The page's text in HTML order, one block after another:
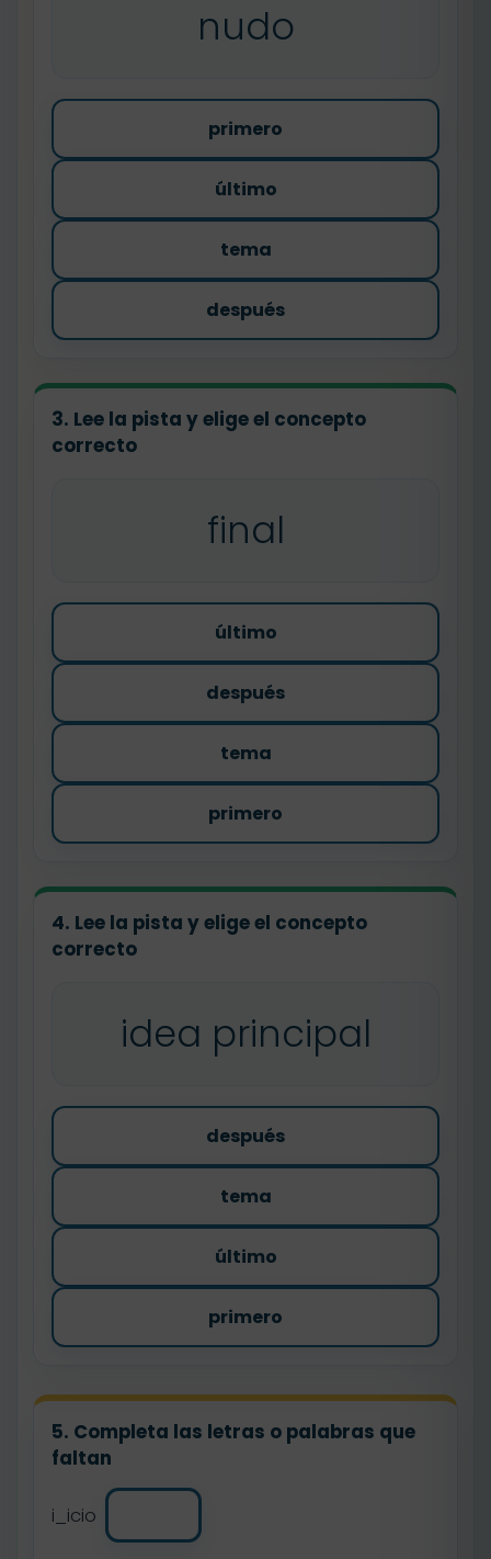
nudo
primero
último
tema
después
3. Lee la pista y elige el concepto
correcto
final
último
después
tema
primero
4. Lee la pista y elige el concepto
correcto
idea principal
después
tema
último
primero
5. Completa las letras o palabras que
faltan
i_icio